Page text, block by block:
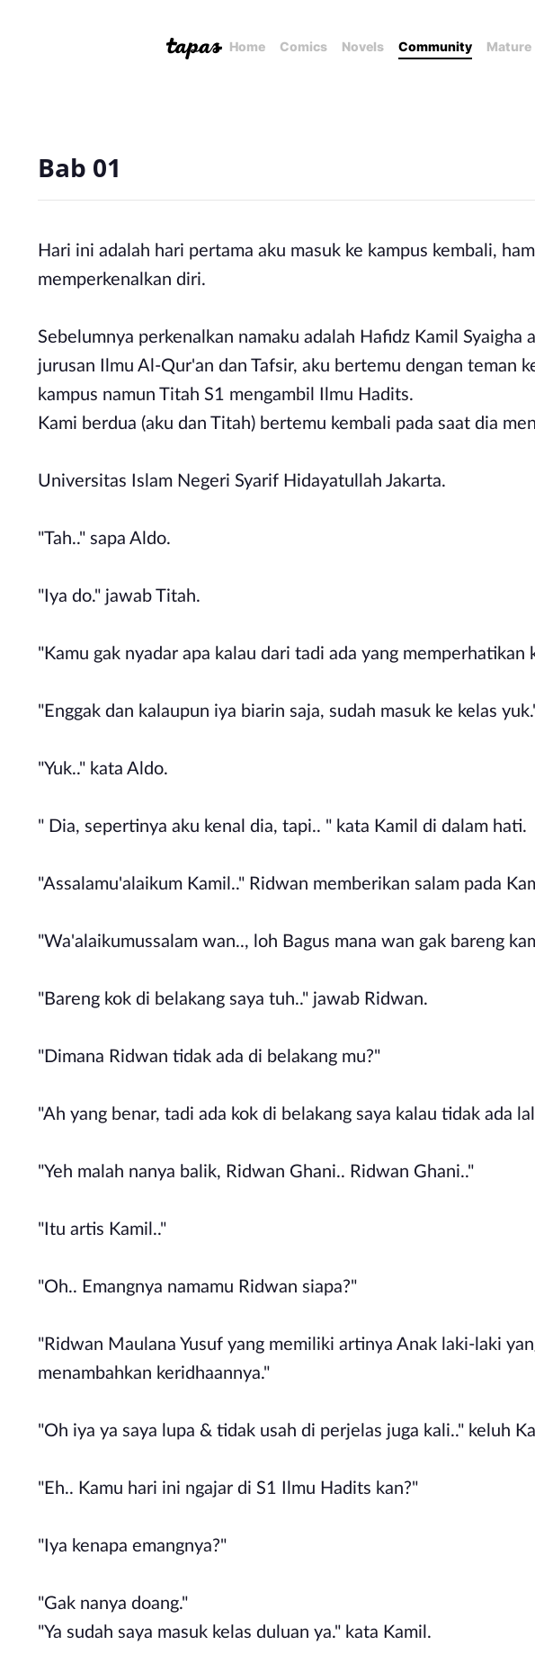
Home Comics Novels Community Mature
Bab 01
Hari ini adalah hari pertama aku masuk ke kampus kembali,
memperkenalkan diri.
Sebelumnya perkenalkan namaku adalah Hafidz Kamil Syaigha
jurusan Ilmu Al-Qur'an dan Tafsir, aku bertemu dengan teman
kampus namun Titah S1 mengambil Ilmu Hadits.
Kami berdua (aku dan Titah) bertemu kembali pada saat dia
Universitas Islam Negeri Syarif Hidayatullah Jakarta.
"Tah.." sapa Aldo.
"Iya do." jawab Titah.
"Kamu gak nyadar apa kalau dari tadi ada yang memperhatikan
"Enggak dan kalaupun iya biarin saja, sudah masuk ke kelas
"Yuk.." kata Aldo.
" Dia, sepertinya aku kenal dia, tapi.. " kata Kamil di dalam hati.
"Assalamu'alaikum Kamil.." Ridwan memberikan salam pada
"Wa'alaikumussalam wan.., loh Bagus mana wan gak bareng
"Bareng kok di belakang saya tuh.." jawab Ridwan.
"Dimana Ridwan tidak ada di belakang mu?"
"Ah yang benar, tadi ada kok di belakang saya kalau tidak ada
"Yeh malah nanya balik, Ridwan Ghani.. Ridwan Ghani.."
"Itu artis Kamil.."
"Oh.. Emangnya namamu Ridwan siapa?"
"Ridwan Maulana Yusuf yang memiliki artinya Anak laki-laki
menambahkan keridhaannya."
"Oh iya ya saya lupa & tidak usah di perjelas juga kali.." keluh
"Eh.. Kamu hari ini ngajar di S1 Ilmu Hadits kan?"
"Iya kenapa emangnya?"
"Gak nanya doang."
"Ya sudah saya masuk kelas duluan ya." kata Kamil.